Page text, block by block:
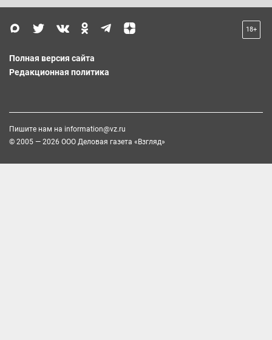
18+
Полная версия сайта
Редакционная политика
Пишите нам на information@vz.ru
© 2005 — 2026 ООО Деловая газета «Взгляд»